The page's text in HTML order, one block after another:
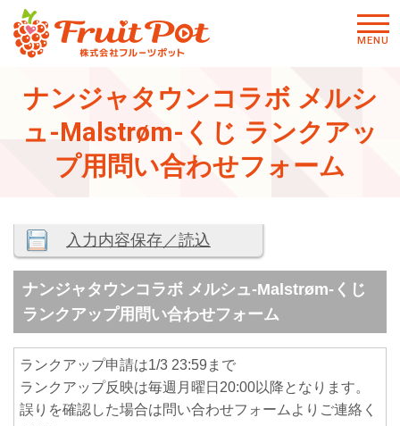
ナンジャタウンコラボ メルシ
ュ-Malstrøm-くじ ランクアッ
プ用問い合わせフォーム
メニ
MENU